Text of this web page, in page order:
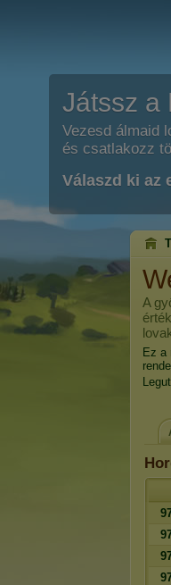
Játssz a
Vezesd álmaid
és csatlakozz
Válaszd ki az
A
Ez a